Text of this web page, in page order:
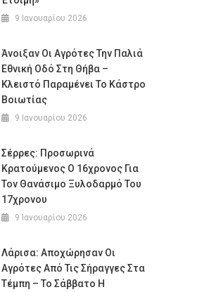
9 Ιανουαρίου 2026
Άνοιξαν Οι Αγρότες Την Παλιά
Εθνική Οδό Στη Θήβα –
Κλειστό Παραμένει Το Κάστρο
Βοιωτίας
9 Ιανουαρίου 2026
Σέρρες: Προσωρινά
Κρατούμενος Ο 16χρονος Για
Τον Θανάσιμο Ξυλοδαρμό Του
17χρονου
9 Ιανουαρίου 2026
Λάρισα: Αποχώρησαν Οι
Αγρότες Από Τις Σήραγγες Στα
Τέμπη – Το Σάββατο Η